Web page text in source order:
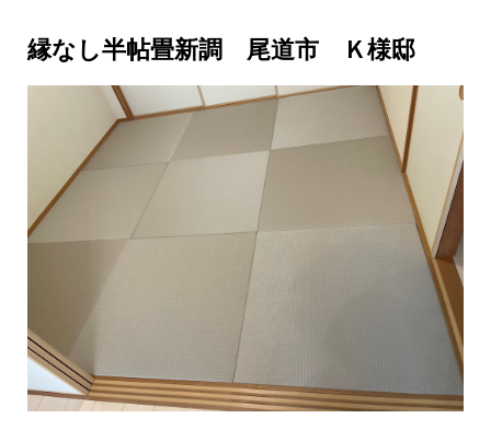
縁なし半帖畳新調 尾道市 Ｋ様邸